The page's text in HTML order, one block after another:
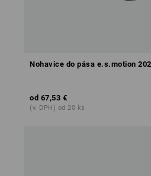
Nohavice do pása e.s.motion
od 67,53 €
(v. DPH) od 20 ks